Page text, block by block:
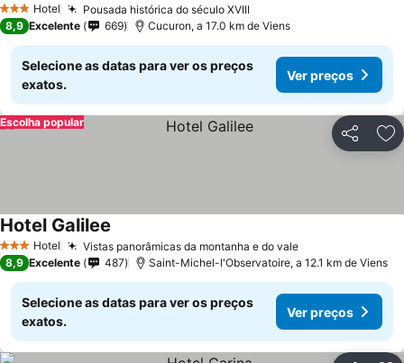
3 EstrelasHotel Pousada histórica do século XVIII
8,9 Excelente 669 Cucuron, a 17.0 km de Viens
Selecione as datas para ver os preços
exatos.
Ver preços
Partilhar
Escolha popular
3 EstrelasHotel Vistas panorâmicas da montanha e do vale
Hotel Galilee
8,9 Excelente 487 Saint-Michel-l'Observatoire, a 12.1 km de Viens
Selecione as datas para ver os preços
exatos.
Ver preços